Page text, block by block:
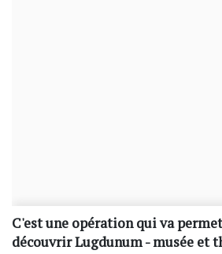
C'est une opération qui va
découvrir Lugdunum - musée et